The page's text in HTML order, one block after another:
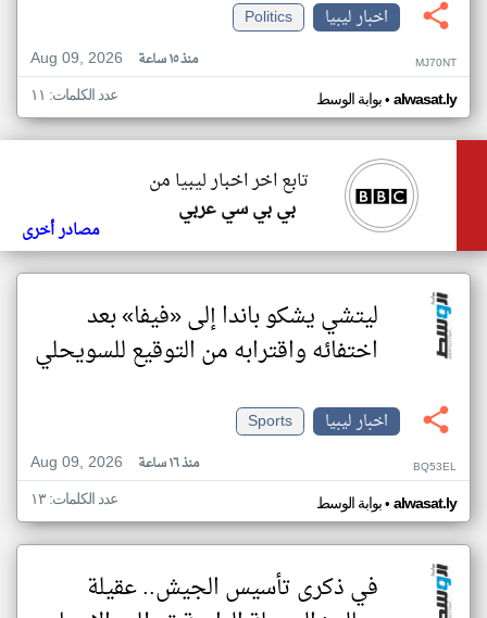
اخبار ليبيا
Politics
Aug 09, 2026
منذ ١٥ ساعة MJ70NT
بوابة الوسط• alwasat.ly عدد الكلمات: ١١
تابع اخر اخبار ليبيا من
بي بي سي عربي
مصادر أخرى
ليتشي يشكو باندا إلى «فيفا» بعد
اختفائه واقترابه من التوقيع للسويحلي
اخبار ليبيا
Sports
Aug 09, 2026
منذ ١٦ ساعة BQ53EL
بوابة الوسط• alwasat.ly عدد الكلمات: ١٣
في ذكرى تأسيس الجيش.. عقيلة